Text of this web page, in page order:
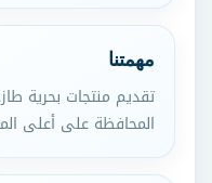
مهمتنا
تقديم منتجات بحرية
المحافظة على أعلى